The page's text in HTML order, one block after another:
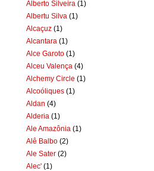
Alberto Silveira (1)
Albertu Silva (1)
Alcaçuz (1)
Alcantara (1)
Alce Garoto (1)
Alceu Valença (4)
Alchemy Circle (1)
Alcoóliques (1)
Aldan (4)
Alderia (1)
Ale Amazônia (1)
Alê Balbo (2)
Ale Sater (2)
Alec' (1)